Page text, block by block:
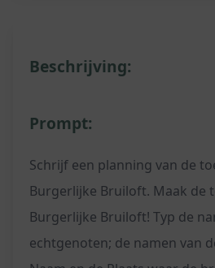
Beschrijving:
Prompt:
Schrijf een planning van de
Burgerlijke Bruiloft. Maak de
Burgerlijke Bruiloft! Typ de
echtgenoten; de namen van